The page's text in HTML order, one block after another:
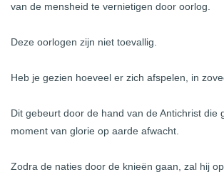
van de mensheid te vernietigen door oorlog.
Deze oorlogen zijn niet toevallig.
Heb je gezien hoeveel er zich afspelen, in
Dit gebeurt door de hand van de Antichrist die
moment van glorie op aarde afwacht.
Zodra de naties door de knieën gaan, zal hij